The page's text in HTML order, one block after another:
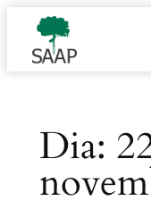
Pular
Dia: